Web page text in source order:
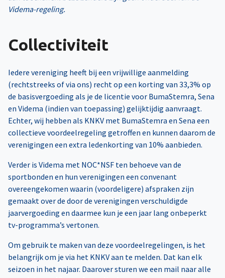
Videma-regeling.
Collectiviteit
Iedere vereniging heeft bij een vrijwillige aanmelding
(rechtstreeks of via ons) recht op een korting van 33,3% op
de basisvergoeding als je de licentie voor BumaStemra, Sena
en Videma (indien van toepassing) gelijktijdig aanvraagt.
Echter, wij hebben als KNKV met BumaStemra en Sena een
collectieve voordeelregeling getroffen en kunnen daarom de
verenigingen een extra ledenkorting van 10% aanbieden.
Verder is Videma met NOC*NSF ten behoeve van de
sportbonden en hun verenigingen een convenant
overeengekomen waarin (voordeligere) afspraken zijn
gemaakt over de door de verenigingen verschuldigde
jaarvergoeding en daarmee kun je een jaar lang onbeperkt
tv-programma’s vertonen.
Om gebruik te maken van deze voordeelregelingen, is het
belangrijk om je via het KNKV aan te melden. Dat kan elk
seizoen in het najaar. Daarover sturen we een mail naar alle